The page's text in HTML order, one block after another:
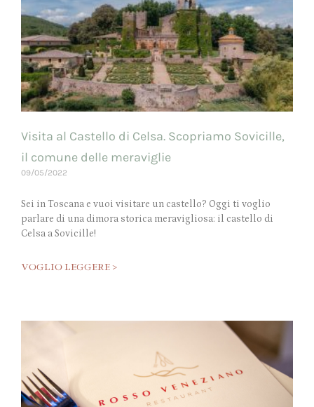
Visita al Castello di Celsa. Scopriamo Sovicille,
il comune delle meraviglie
09/05/2022
Sei in Toscana e vuoi visitare un castello? Oggi ti voglio
parlare di una dimora storica meravigliosa: il castello di
Celsa a Sovicille!
VOGLIO LEGGERE >